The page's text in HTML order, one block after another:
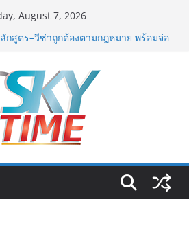
August 7, 2026
าวเท็จยันดำเนินงานตามธรรมาภิบาล
รัสเซีย 1-7 ส่งท้ายรายการ คอนติเนนทัล
นชิพ 2026
ตลาด Corporate Travel ดึงเอเย่นต์กว่า
เส้นทางท่องเที่ยว Corporate ยกระดับ
ดหมายปลายทางคุณภาพ
วบินปฐมฤกษ์สายการบิน TransNusa
าการ์ตา-กรุงเทพฯ เสริม Air
นักท่องเที่ยวคุณภาพจากอินโดนีเซีย เริ่ม
สิงหาคมนี้
รพ.กรุงเทพสิริโรจน์ ยกระดับ